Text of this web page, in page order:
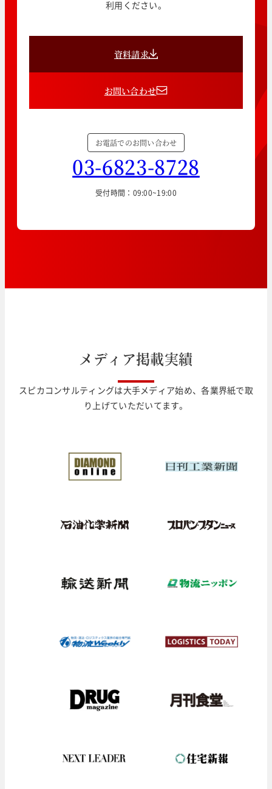
利用ください。
資料請求
お問い合わせ
お電話でのお問い合わせ
03-6823-8728
受付時間：09:00~19:00
メ ディ ア掲載実績
スピカコンサルティングは大手メディア始め、各業界紙で取
り上げていただいてます。